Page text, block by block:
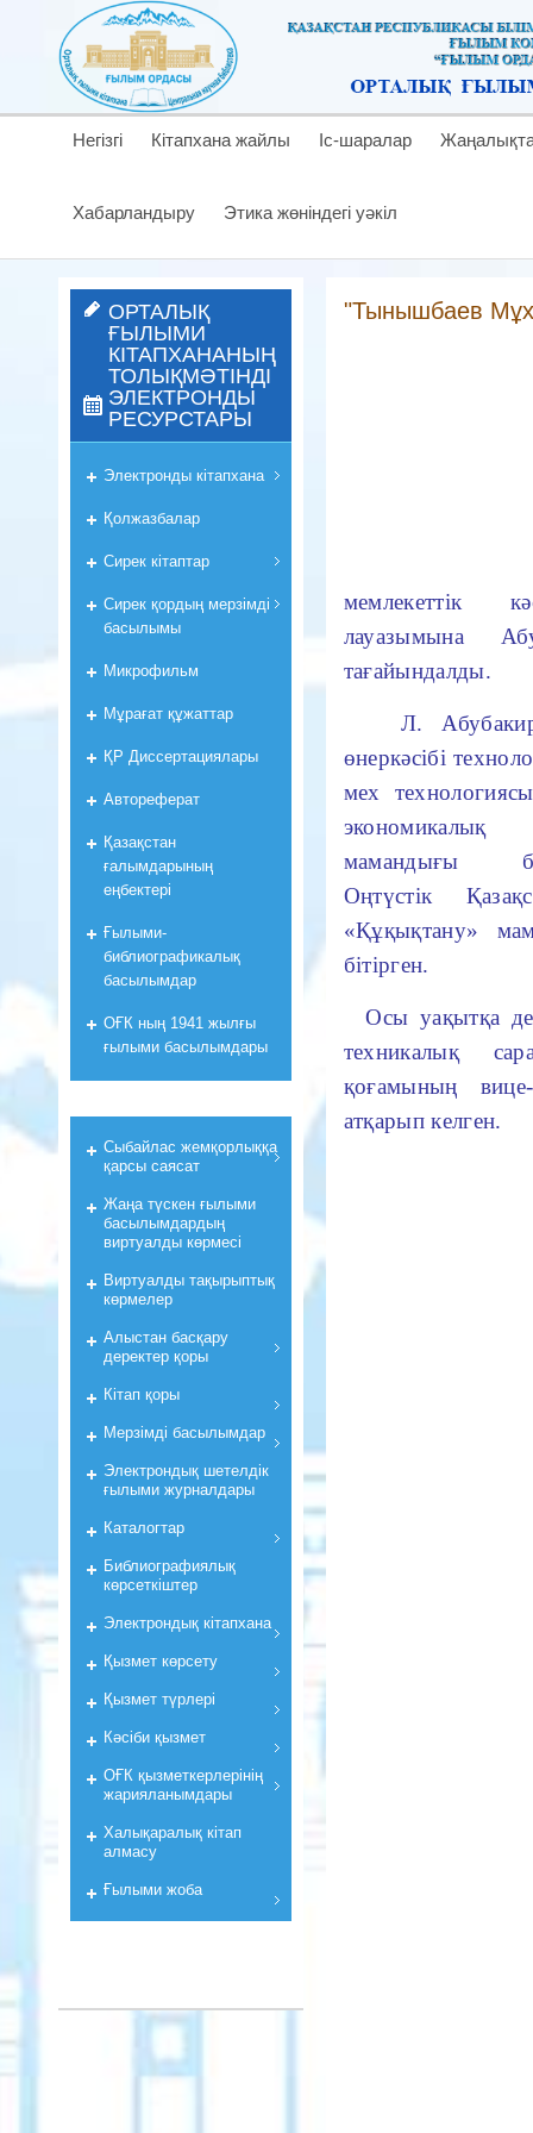
Негізгі Кітапхана жайлы Іс-шаралар
Хабарландыру Этика жөніндегі уәкіл
"Тынышбаев
мемлекеттік
лауазымына
тағайындалды.
Л.
өнеркәсібі
мех
экономикалық
мамандығы
Оңтүстік
«Құқықтану»
бітірген.
Осы уақытқа
техникалық
қоғамының
атқарып келген.
ОРТАЛЫҚ
ҒЫЛЫМИ
КІТАПХАНАНЫҢ
ТОЛЫҚМӘТІНДІ
ЭЛЕКТРОНДЫ
РЕСУРСТАРЫ
Электронды кітапхана
Қолжазбалар
Сирек кітаптар
Сирек қордың мерзімді
басылымы
Микрофильм
Мұрағат құжаттар
ҚР Диссертациялары
Автореферат
Қазақстан
ғалымдарының
еңбектері
Ғылыми-
библиографикалық
басылымдар
ОҒК ның 1941 жылғы
ғылыми басылымдары
Cыбайлас жемқорлыққа
қарсы саясат
Жаңа түскен ғылыми
басылымдардың
виртуалды көрмесі
Виртуалды тақырыптық
көрмелер
Алыстан басқару
деректер қоры
Кiтап қоры
Мерзiмдi басылымдар
Электрондық шетелдік
ғылыми журналдары
Каталогтар
Библиографиялық
көрсеткiштер
Электрондық кiтапхана
Қызмет көрсету
Қызмет түрлері
Кәсіби қызмет
ОҒК қызметкерлерiнiң
жарияланымдары
Халықаралық кітап
алмасу
Ғылыми жоба